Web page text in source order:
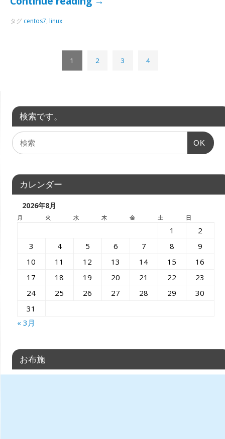
タグ centos7, linux
1 2 3 4
検索です。
OK
カレンダー
2026年8月
月 火 水 木 金 土 日
1
2
3
4 5 6 7 8
9
10
11 12 13 14 15
16
17
18 19 20 21 22
23
24
25 26 27 28 29
30
31
« 3月
お布施